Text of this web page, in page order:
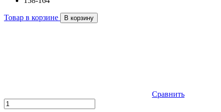
Товар в корзине В корзину
Сравнить